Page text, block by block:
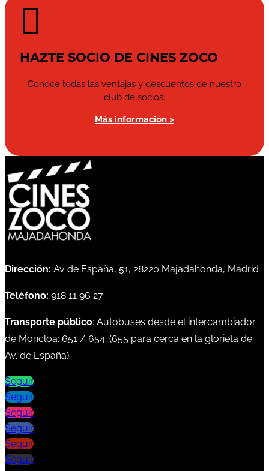

HAZTE SOCIO DE CINES ZOCO
Conoce todas las ventajas y descuentos de nuestro
club de socios.
Más información >
Dirección: Av de España, 51, 28220 Majadahonda, Madrid
Teléfono: 918 11 96 27
Transporte público: Autobuses desde el intercambiador
de Moncloa: 651 / 654. (655 para cerca en la glorieta de
Av. de España)
Seguir
Seguir
Seguir
Seguir
Seguir
Seguir